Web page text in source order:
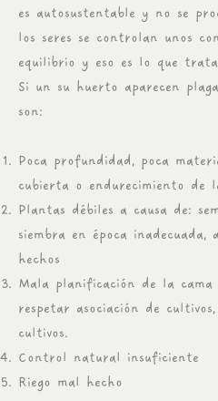
es autosustentable y no se
los seres se controlan unos
equilibrio y eso es lo que
Si un su huerto aparecen
son:
Poca profundidad, poca
cubierta o endurecimiento de
Plantas débiles a causa de:
siembra en época
hechos
Mala planificación de la cama
respetar asociación de
cultivos.
Control natural insuficiente
Riego mal hecho